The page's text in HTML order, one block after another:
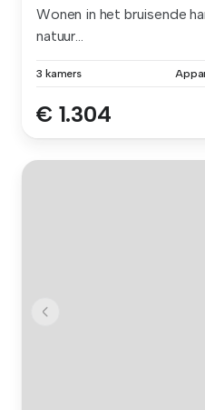
Wonen in het bruisende
natuur...
3 kamers
€ 1.304